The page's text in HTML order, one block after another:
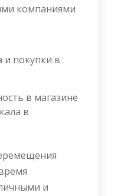
компаниями
и покупки в
в магазине
в
и